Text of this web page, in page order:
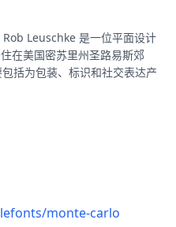
Leuschke 是一位平面设计
在美国密苏里州圣路易斯郊
括为包装、标识和社交表达产
monte-carlo